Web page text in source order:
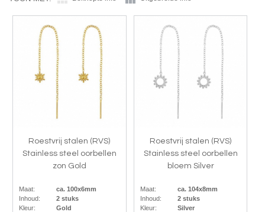
Roestvrij stalen (RVS)
Stainless steel oorbellen
zon Gold
Maat:
ca. 100x6mm
Inhoud:
2 stuks
Kleur:
Gold
Roestvrij stalen (RVS)
Stainless steel oorbellen
bloem Silver
Maat:
ca. 104x8mm
Inhoud:
2 stuks
Kleur:
Silver